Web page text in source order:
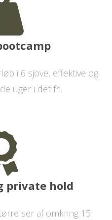
i 6 sjove, effektive og
uger i det fri.
private hold
af omkring 15